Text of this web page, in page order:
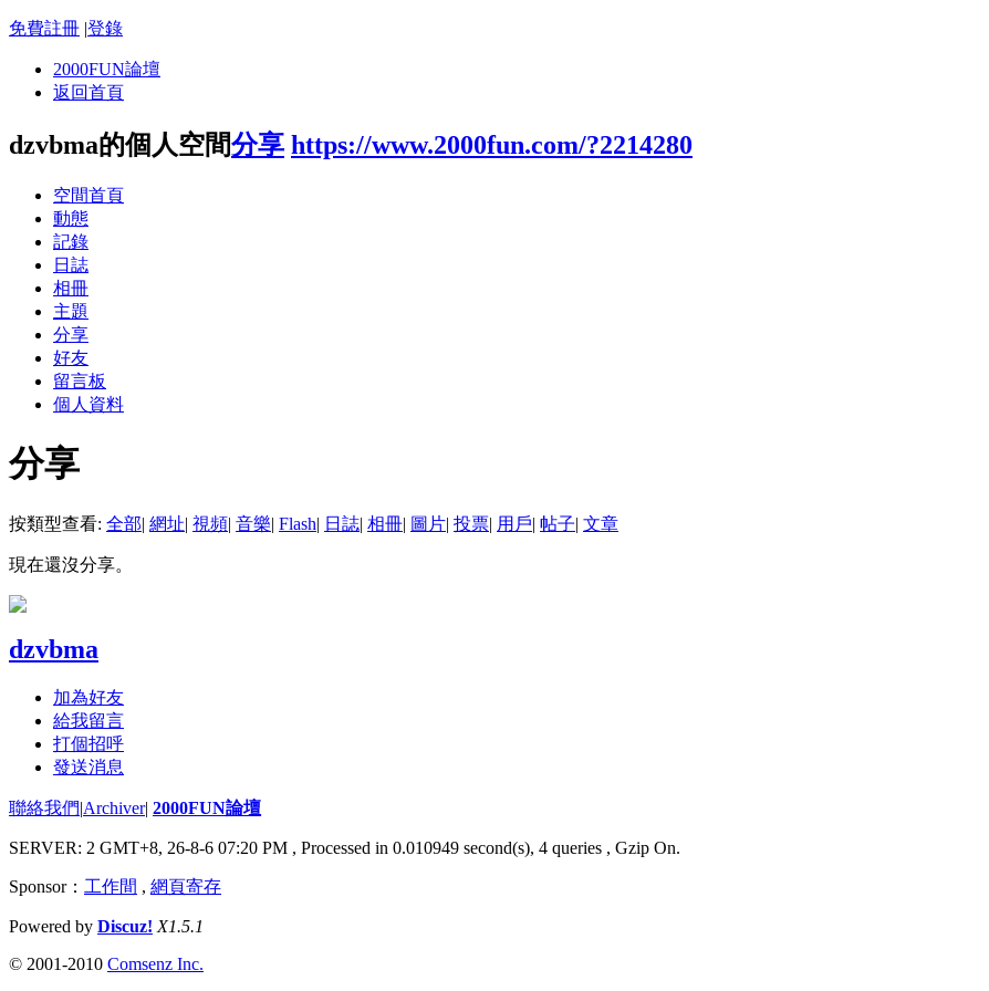
免費註冊 |登錄
2000FUN論壇
返回首頁
dzvbma的個人空間分享 https://www.2000fun.com/?2214280
空間首頁
動態
記錄
日誌
相冊
主題
分享
好友
留言板
個人資料
分享
按類型查看: 全部| 網址| 視頻| 音樂| Flash| 日誌| 相冊| 圖片| 投票| 用戶| 帖子| 文章
現在還沒分享。
dzvbma
加為好友
給我留言
打個招呼
發送消息
聯絡我們|Archiver| 2000FUN論壇
SERVER: 2 GMT+8, 26-8-6 07:20 PM , Processed in 0.010949 second(s), 4 queries , Gzip On.
Sponsor： 工作間 , 網頁寄存
Powered by Discuz! X1.5.1
© 2001-2010 Comsenz Inc.